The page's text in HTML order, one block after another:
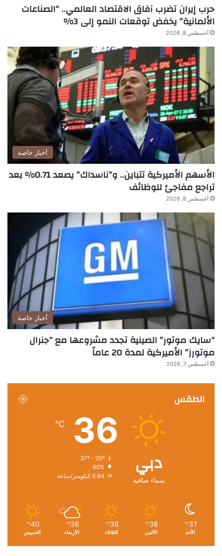
حرب إيران تضرب آفاق الاقتصاد العالمي.. “الصناعات
الألمانية” يخفض توقعات النمو إلى 3%
أغسطس 8, 2026
أخبار خاصة
الأسهم الأميركية تتباين.. و”ناسداك” يصعد 0.71% بعد
تراجع مفاجئ للوظائف
أغسطس 8, 2026
أخبار خاصة
“سايك موتور” الصينية تجدد مشروعها مع “جنرال
موتورز” الأميركية لمدة 20 عاماً
أغسطس 7, 2026
الطقس
دبي
سماء صافية
36
℃
37º - 35º
60%
6.84 كيلومتر/ساعة
37
℃
الأحد
38
℃
الأثنين
36
℃
الثلاثاء
36
℃
الأربعاء
40
℃
الخميس